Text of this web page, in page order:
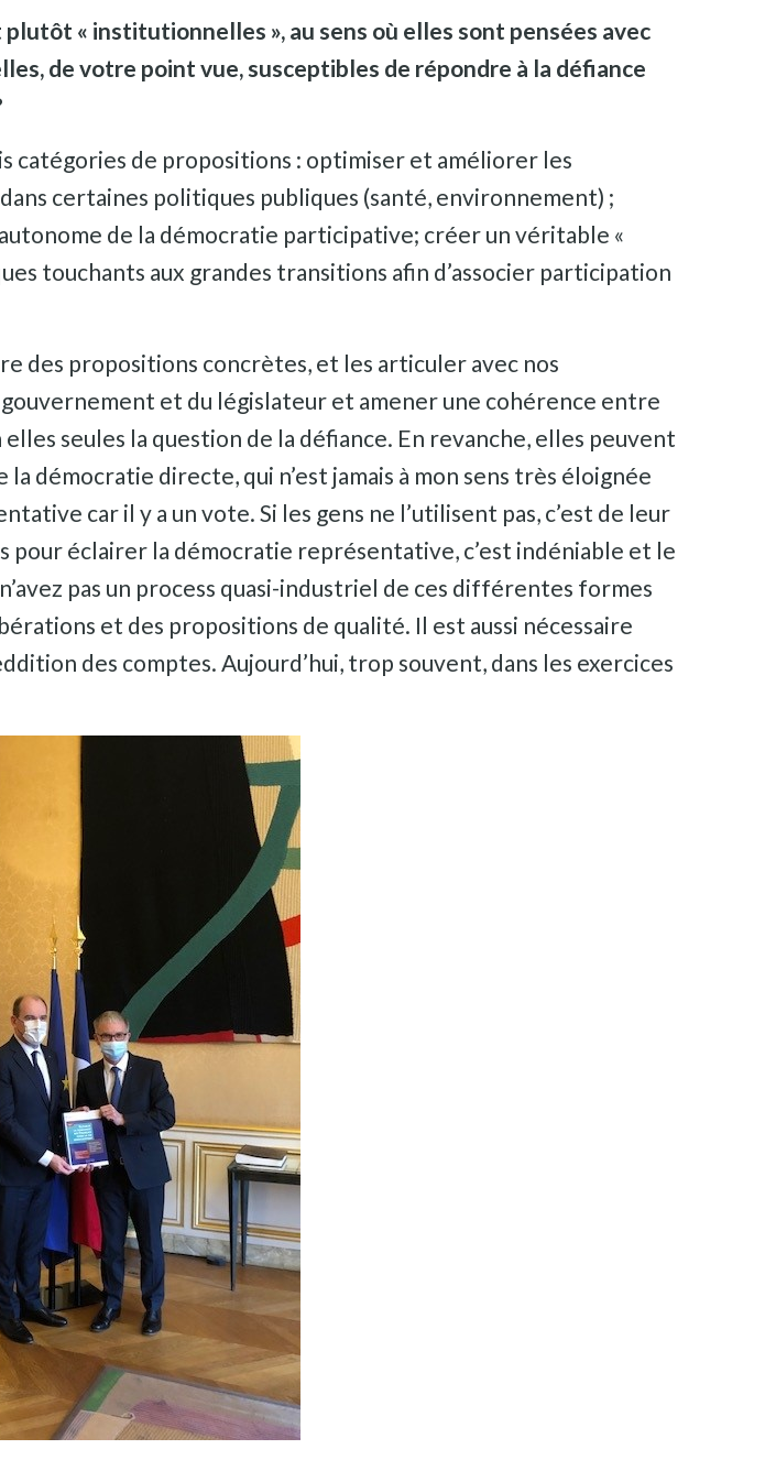
« institutionnelles », au sens où elles sont pensées avec
de votre point vue, susceptibles de répondre à la défiance
catégories de propositions : optimiser et améliorer les
certaines politiques publiques (santé, environnement) ;
de la démocratie participative; créer un véritable «
touchants aux grandes transitions afin d’associer participation
des propositions concrètes, et les articuler avec nos
et du législateur et amener une cohérence entre
seules la question de la défiance. En revanche, elles peuvent
démocratie directe, qui n’est jamais à mon sens très éloignée
car il y a un vote. Si les gens ne l’utilisent pas, c’est de leur
pour éclairer la démocratie représentative, c’est indéniable et le
pas un process quasi-industriel de ces différentes formes
et des propositions de qualité. Il est aussi nécessaire
des comptes. Aujourd’hui, trop souvent, dans les exercices